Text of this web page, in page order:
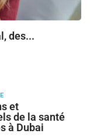
des...
et
de la santé
à Dubai